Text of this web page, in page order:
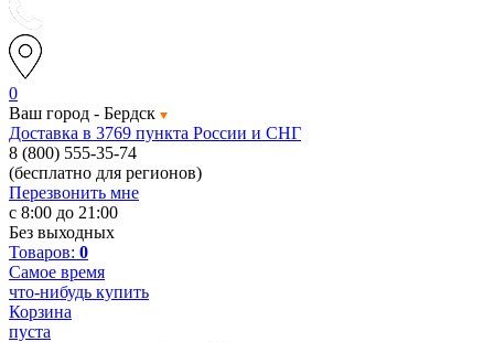
0
Ваш город - Бердск
Доставка в 3769 пункта России и СНГ
8 (800) 555-35-74
(бесплатно для регионов)
Перезвонить мне
с 8:00 до 21:00
Без выходных
Товаров: 0
Самое время
что-нибудь купить
Корзина
пуста